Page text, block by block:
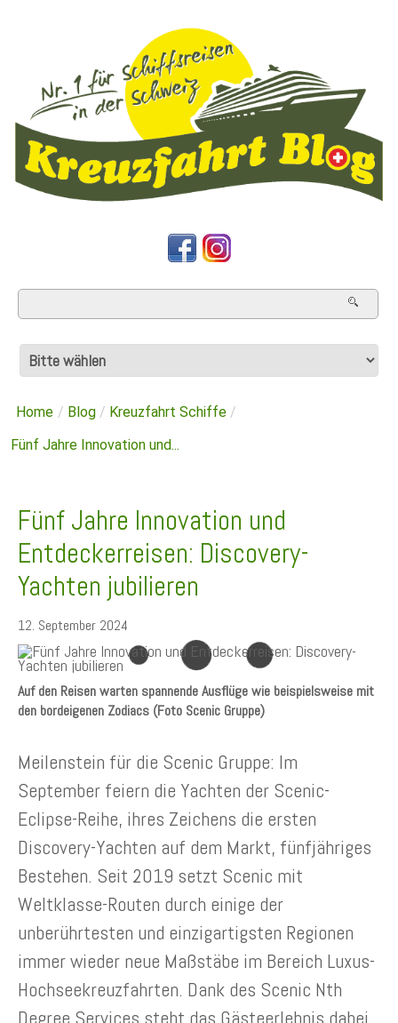
Home / Blog / Kreuzfahrt Schiffe /
Fünf Jahre Innovation und...
Fünf Jahre Innovation und
Entdeckerreisen: Discovery-
Yachten jubilieren
12. September 2024
Auf den Reisen warten spannende Ausflüge wie beispielsweise mit
den bordeigenen Zodiacs (Foto Scenic Gruppe)
Meilenstein für die Scenic Gruppe: Im
September feiern die Yachten der Scenic-
Eclipse-Reihe, ihres Zeichens die ersten
Discovery-Yachten auf dem Markt, fünfjähriges
Bestehen. Seit 2019 setzt Scenic mit
Weltklasse-Routen durch einige der
unberührtesten und einzigartigsten Regionen
immer wieder neue Maßstäbe im Bereich Luxus-
Hochseekreuzfahrten. Dank des Scenic Nth
Degree Services steht das Gästeerlebnis dabei